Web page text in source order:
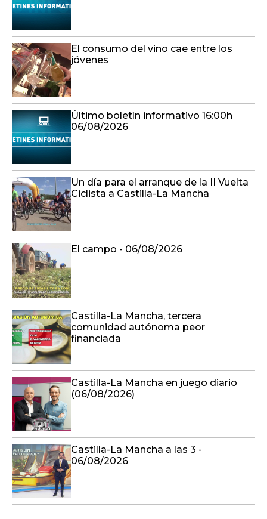
El consumo del vino cae entre los
jóvenes
Último boletín informativo 16:00h
06/08/2026
Un día para el arranque de la II Vuelta
Ciclista a Castilla-La Mancha
El campo - 06/08/2026
Castilla-La Mancha, tercera
comunidad autónoma peor
financiada
Castilla-La Mancha en juego diario
(06/08/2026)
Castilla-La Mancha a las 3 -
06/08/2026